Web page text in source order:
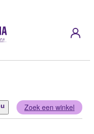
Zoek een winkel